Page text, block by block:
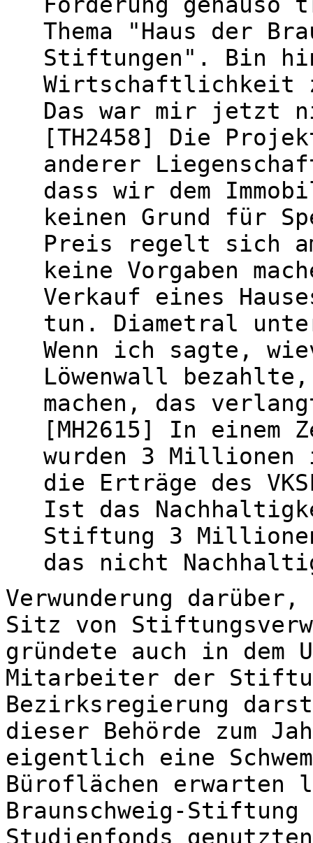
Thema "Haus der
Stiftungen". Bin
Wirtschaftlichkeit
Das war mir jetzt
[TH2458] Die
anderer
dass wir dem
keinen Grund für
Preis regelt sich
keine Vorgaben
Verkauf eines
tun. Diametral
Wenn ich sagte,
Löwenwall
machen, das
[MH2615] In einem
wurden 3 Millionen
die Erträge des
Ist das
Stiftung 3
das nicht
Verwunderung
Sitz von
gründete auch in dem
Mitarbeiter der
Bezirksregierung
dieser Behörde zum
eigentlich eine
Büroflächen erwarten
Braunschweig-